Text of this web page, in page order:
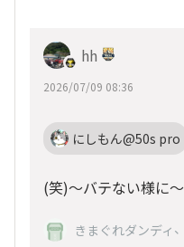
hh
2026/07/09 08:36
にしもん@50s pro
(笑)～バテない様に～
きまぐれダンディ 、